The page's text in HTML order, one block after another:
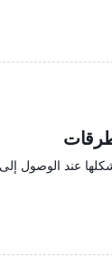
عند الوصول